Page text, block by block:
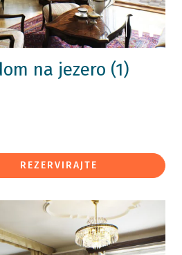
na jezero (1)
REZERVIRAJTE